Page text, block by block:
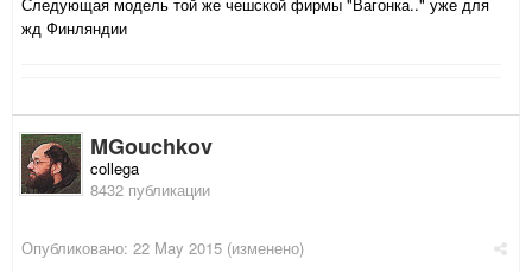
Следующая модель той же чешской фирмы "Вагонка.." уже для
жд Финляндии
MGouchkov
collega
8432 публикации
Опубликовано: 22 May 2015 (изменено)